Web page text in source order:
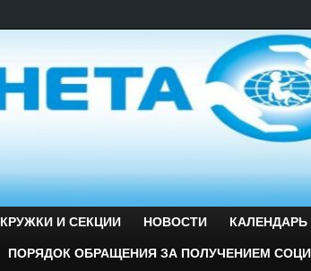
КРУЖКИ И СЕКЦИИ НОВОСТИ КАЛЕНДАРЬ
ПОРЯДОК ОБРАЩЕНИЯ ЗА ПОЛУЧЕНИЕМ